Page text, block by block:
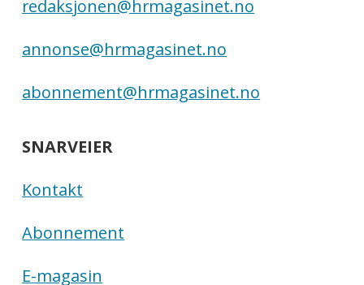
redaksjonen@hrmagasinet.no
annonse@hrmagasinet.no
abonnement@hrmagasinet.no
SNARVEIER
Kontakt
Abonnement
E-magasin